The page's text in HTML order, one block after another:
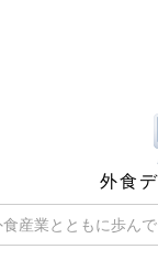
外食
産業とともに歩ん